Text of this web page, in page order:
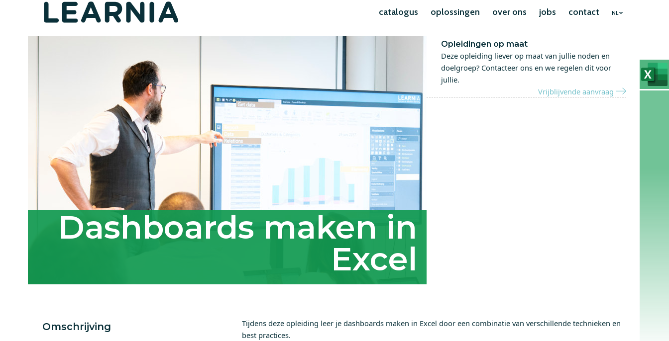
catalogus oplossingen over ons jobs contact NL
Dashboards maken in
Excel
Opleidingen op maat
Deze opleiding liever op maat van jullie noden en
doelgroep? Contacteer ons en we regelen dit voor
jullie.
Vrijblijvende aanvraag
Omschrijving
Tijdens deze opleiding leer je dashboards maken in Excel door een combinatie van verschillende technieken en
best practices.